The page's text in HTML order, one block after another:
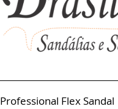
Professional Flex Sandal